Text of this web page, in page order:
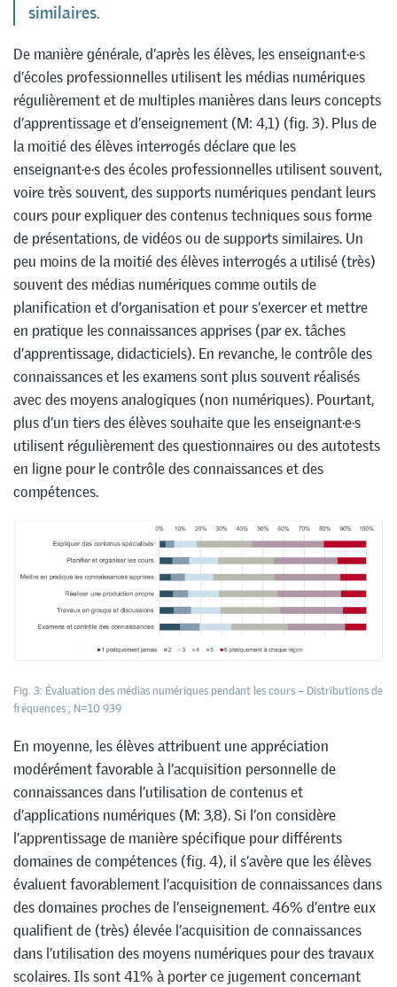
similaires.
De manière générale, d’après les élèves, les enseignant·e·s
d’écoles professionnelles utilisent les médias numériques
régulièrement et de multiples manières dans leurs concepts
d’apprentissage et d’enseignement (M: 4,1) (fig. 3). Plus de
la moitié des élèves interrogés déclare que les
enseignant·e·s des écoles professionnelles utilisent souvent,
voire très souvent, des supports numériques pendant leurs
cours pour expliquer des contenus techniques sous forme
de présentations, de vidéos ou de supports similaires. Un
peu moins de la moitié des élèves interrogés a utilisé (très)
souvent des médias numériques comme outils de
planification et d’organisation et pour s’exercer et mettre
en pratique les connaissances apprises (par ex. tâches
d’apprentissage, didacticiels). En revanche, le contrôle des
connaissances et les examens sont plus souvent réalisés
avec des moyens analogiques (non numériques). Pourtant,
plus d’un tiers des élèves souhaite que les enseignant·e·s
utilisent régulièrement des questionnaires ou des autotests
en ligne pour le contrôle des connaissances et des
compétences.
Fig. 3: Évaluation des médias numériques pendant les cours – Distributions de
fréquences ; N=10 939
En moyenne, les élèves attribuent une appréciation
modérément favorable à l’acquisition personnelle de
connaissances dans l’utilisation de contenus et
d’applications numériques (M: 3,8). Si l’on considère
l’apprentissage de manière spécifique pour différents
domaines de compétences (fig. 4), il s’avère que les élèves
évaluent favorablement l’acquisition de connaissances dans
des domaines proches de l’enseignement. 46% d’entre eux
qualifient de (très) élevée l’acquisition de connaissances
dans l’utilisation des moyens numériques pour des travaux
scolaires. Ils sont 41% à porter ce jugement concernant